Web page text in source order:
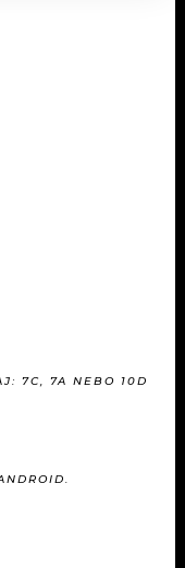
7C, 7A NEBO 10D